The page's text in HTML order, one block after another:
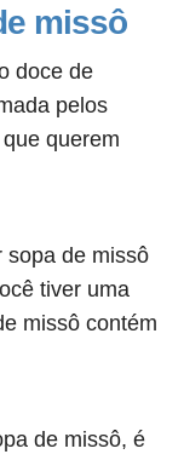
missô
doce de
pelos
querem
sopa de missô
tiver uma
missô contém
de missô, é